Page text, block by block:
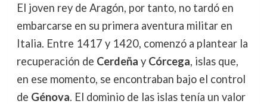
El joven rey de Aragón, por tanto, no tardó en
embarcarse en su primera aventura militar en
Italia. Entre 1417 y 1420, comenzó a plantear la
recuperación de Cerdeña y Córcega, islas que,
en ese momento, se encontraban bajo el control
de Génova. El dominio de las islas tenía un valor